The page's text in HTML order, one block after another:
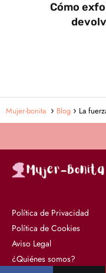
Cómo
Mujer-bonita Blog La
Política de Privacidad
Política de Cookies
Aviso Legal
¿Quiénes somos?